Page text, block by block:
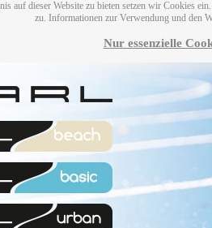
auf dieser Website zu bieten setzen wir Cookies
zu. Informationen zur Verwendung und den
Nur essenzielle